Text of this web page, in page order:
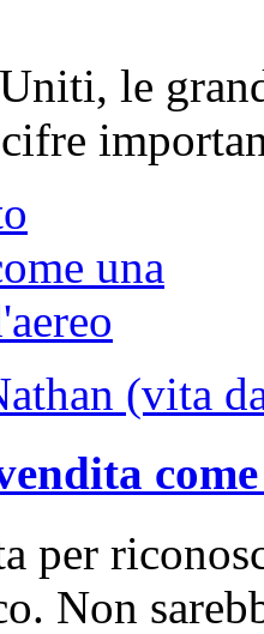
le
(vita
per
Non